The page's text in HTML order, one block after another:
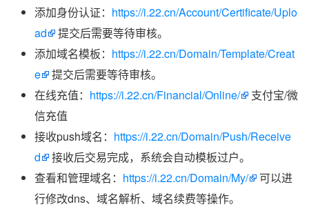
添加身份认证： https://i.22.cn/Account/Certificate/Uplo
ad
提交后需要等待审核。
添加域名模板： https://i.22.cn/Domain/Template/Creat
e
提交后需要等待审核。
在线充值： https://i.22.cn/Financial/Online/
支付宝/微
信充值
接收push域名： https://i.22.cn/Domain/Push/Receive
d
接收后交易完成，系统会自动模板过户。
查看和管理域名： https://i.22.cn/Domain/My/
可以进
行修改dns、域名解析、域名续费等操作。